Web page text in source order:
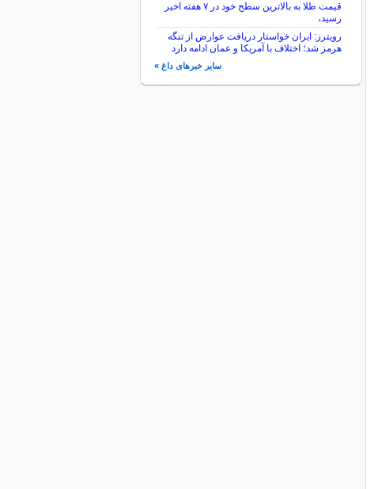
قیمت طلا به بالاترین سطح خود در ۷ هفته اخیر
رسید،
رویترز: ایران خواستار دریافت عوارض از تنگه
هرمز شد؛ اختلاف با آمریکا و عمان ادامه دارد
سایر خبرهای داغ »